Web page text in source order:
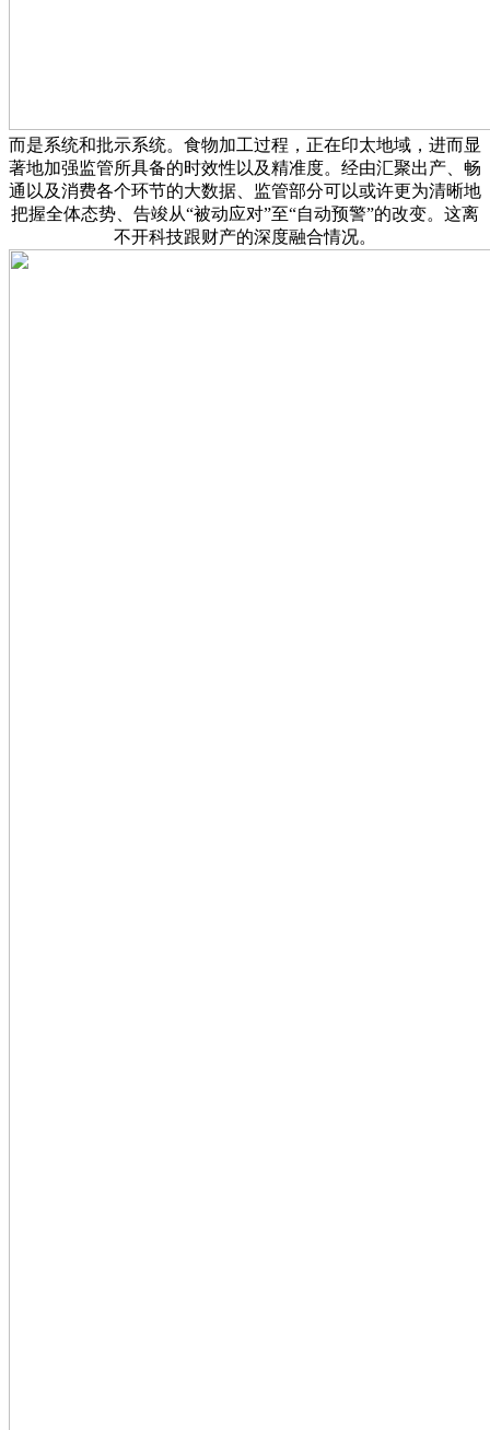
而是系统和批示系统。食物加工过程，正在印太地域，进而显
著地加强监管所具备的时效性以及精准度。经由汇聚出产、畅
通以及消费各个环节的大数据、监管部分可以或许更为清晰地
把握全体态势、告竣从“被动应对”至“自动预警”的改变。这离
不开科技跟财产的深度融合情况。